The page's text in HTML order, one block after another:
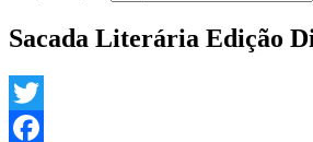
Sacada Literária Edição
Twitter